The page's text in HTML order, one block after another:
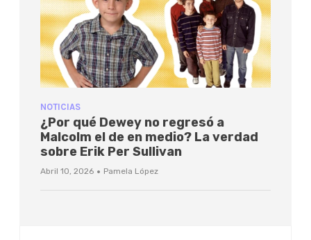
NOTICIAS
¿Por qué Dewey no regresó a
Malcolm el de en medio? La verdad
sobre Erik Per Sullivan
Abril 10, 2026 · Pamela López